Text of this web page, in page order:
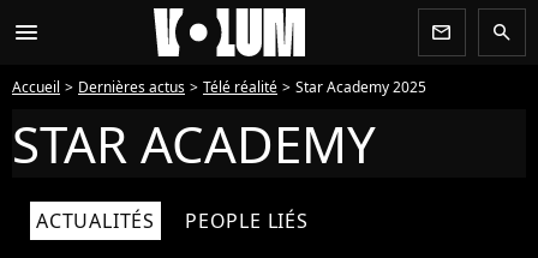
menu newsletter search
Accueil Dernières actus Télé réalité Star Academy 2025
STAR ACADEMY
ACTUALITÉS PEOPLE LIÉS